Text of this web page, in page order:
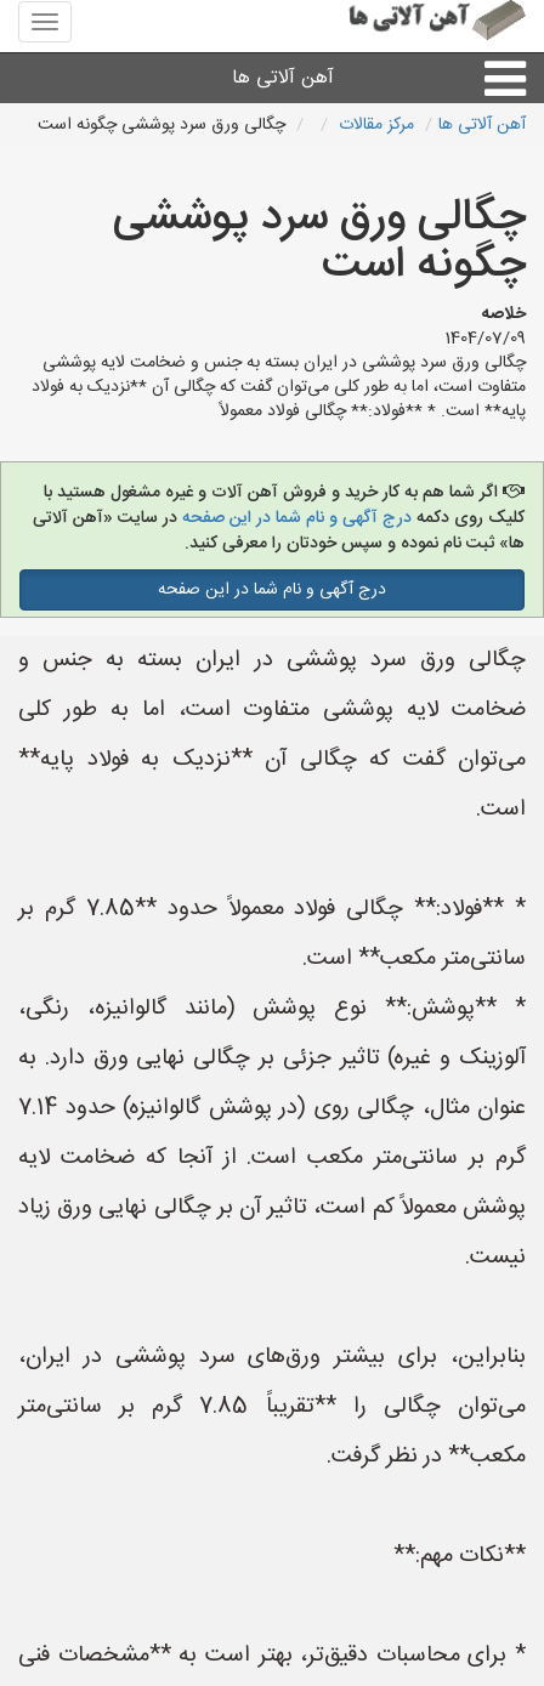
منوی
سایت
آلاتی
ها
آهن آلاتی ها
ورق
سایر آهن آلات
آهن آلاتی ها مرکز مقالات چگالی ورق سرد پوششی چگونه است
چگالی ورق سرد پوششی
چگونه است
خلاصه
1404/07/09
چگالی ورق سرد پوششی در ایران بسته به جنس و ضخامت لایه پوششی
متفاوت است، اما به طور کلی می‌توان گفت که چگالی آن **نزدیک به فولاد
پایه** است. * **فولاد:** چگالی فولاد معمولاً
اگر شما هم به کار خرید و فروش آهن آلات و غیره مشغول هستید با
کلیک روی دکمهدرج آگهی و نام شما در این صفحهدر سایت «آهن آلاتی
ها» ثبت نام نموده و سپس خودتان را معرفی کنید.
درج آگهی و نام شما در این صفحه
چگالی ورق سرد پوششی در ایران بسته به جنس و
ضخامت لایه پوششی متفاوت است، اما به طور کلی
می‌توان گفت که چگالی آن **نزدیک به فولاد پایه**
است.
* **فولاد:** چگالی فولاد معمولاً حدود **7.85 گرم بر
سانتی‌متر مکعب** است.
* **پوشش:** نوع پوشش (مانند گالوانیزه، رنگی،
آلوزینک و غیره) تاثیر جزئی بر چگالی نهایی ورق دارد. به
عنوان مثال، چگالی روی (در پوشش گالوانیزه) حدود 7.14
گرم بر سانتی‌متر مکعب است. از آنجا که ضخامت لایه
پوشش معمولاً کم است، تاثیر آن بر چگالی نهایی ورق زیاد
نیست.
بنابراین، برای بیشتر ورق‌های سرد پوششی در ایران،
می‌توان چگالی را **تقریباً 7.85 گرم بر سانتی‌متر
مکعب** در نظر گرفت.
**نکات مهم:**
* برای محاسبات دقیق‌تر، بهتر است به **مشخصات فنی